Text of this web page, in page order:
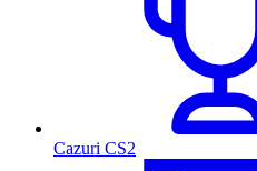
Cazuri CS2